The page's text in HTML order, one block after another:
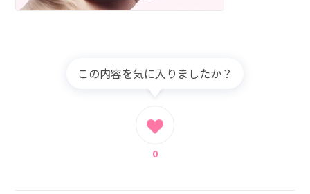
この内容を気に入りましたか？
0